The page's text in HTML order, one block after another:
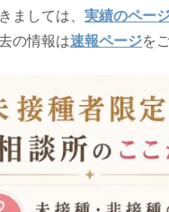
ましては、 実績のペー
の情報は速報ページを